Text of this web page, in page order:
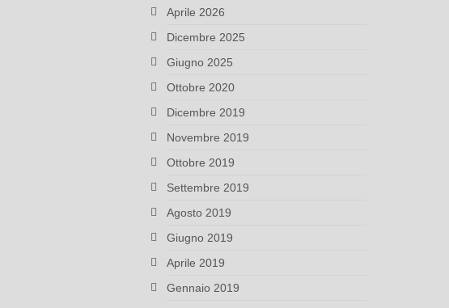
Aprile 2026
Dicembre 2025
Giugno 2025
Ottobre 2020
Dicembre 2019
Novembre 2019
Ottobre 2019
Settembre 2019
Agosto 2019
Giugno 2019
Aprile 2019
Gennaio 2019